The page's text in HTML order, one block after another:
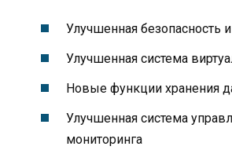
Улучшенная безопасность
Улучшенная система
Новые функции хранения
Улучшенная система
мониторинга